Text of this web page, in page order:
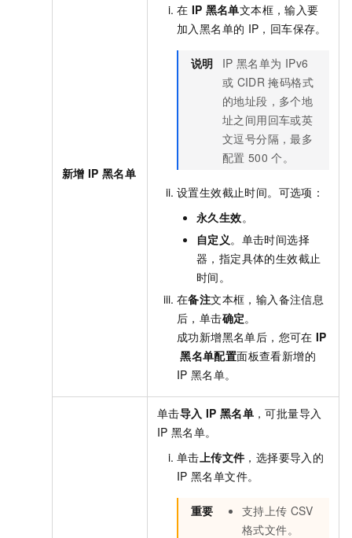
新增 IP 黑名单
在 IP 黑名单文本框，输入要
加入黑名单的 IP，回车保存。
说明 IP 黑名单为 IPv6
或 CIDR 掩码格式
的地址段，多个地
址之间用回车或英
文逗号分隔，最多
配置 500 个。
设置生效截止时间。可选项：
永久生效。
自定义 。单击时间选择
器，指定具体的生效截止
时间。
在备注文本框，输入备注信息
后，单击确定。
成功新增黑名单后，您可在 IP
黑名单配置面板查看新增的
IP 黑名单。
单击导入 IP 黑名单 ，可批量导入
IP 黑名单。
单击 上传文件 ，选择要导入的
IP 黑名单文件。
重要 支持上传 CSV
格式文件。